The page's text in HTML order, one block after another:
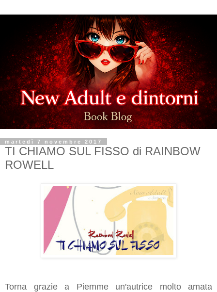
martedì 7 novembre 2017
TI CHIAMO SUL FISSO di RAINBOW
ROWELL
Torna grazie a Piemme un'autrice molto amata